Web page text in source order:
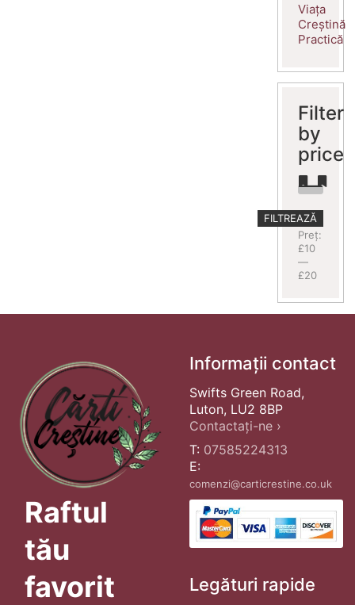
Viața
Creștină
Practică
Filter
by
price
Preț
minim
Preț
maxim
FILTREAZĂ
Preț:
£10
—
£20
Raftul
tău
favorit
Informații contact
Swifts Green Road,
Luton, LU2 8BP
Contactați-ne ›
T: 07585224313
E:
comenzi@carticrestine.co.uk
Legături rapide